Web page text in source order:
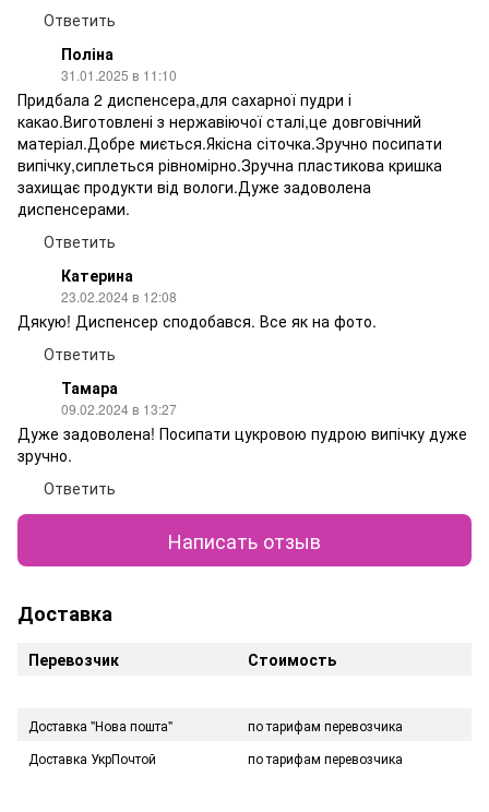
Ответить
Поліна
31.01.2025 в 11:10
Придбала 2 диспенсера,для сахарної пудри і
какао.Виготовлені з нержавіючої сталі,це довговічний
матеріал.Добре миється.Якісна сіточка.Зручно посипати
випічку,сиплеться рівномірно.Зручна пластикова кришка
захищає продукти від вологи.Дуже задоволена
диспенсерами.
Ответить
Катерина
23.02.2024 в 12:08
Дякую! Диспенсер сподобався. Все як на фото.
Ответить
Тамара
09.02.2024 в 13:27
Дуже задоволена! Посипати цукровою пудрою випічку дуже
зручно.
Ответить
Написать отзыв
Доставка
Перевозчик Стоимость
Доставка "Нова пошта"
по тарифам перевозчика
Доставка УкрПочтой
по тарифам перевозчика